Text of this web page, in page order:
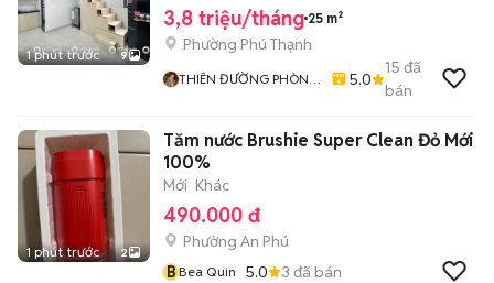
1 phút trước 9
3,8 triệu/tháng 25 m²
Phường Phú Thạnh
THIÊN ĐƯỜNG PHÒNG
5.0
15 đã
bán
1 phút trước 2
Tăm nước Brushie Super Clean Đỏ Mới
100%
Mới Khác
490.000 đ
Phường An Phú
BBea Quin 5.0 3 đã bán